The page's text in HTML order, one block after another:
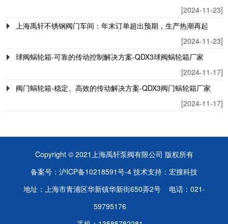
[2024-11-23]
上海禹轩不锈钢阀门车间：年末订单超出预期，生产热潮再起
[2024-11-23]
球阀蜗轮箱-可靠的传动控制解决方案-QDX3球阀蜗轮箱厂家
[2024-11-17]
阀门蜗轮箱-稳定、高效的传动解决方案-QDX3阀门蜗轮箱厂家
[2024-11-17]
Copyright © 2021 上海禹轩泵阀有限公司 版权所有
备案号： 沪ICP备10218591号-4 技术支持： 宏搜科技
地址：上海市青浦区华新镇华新街650弄2号 电话：021-
59795176